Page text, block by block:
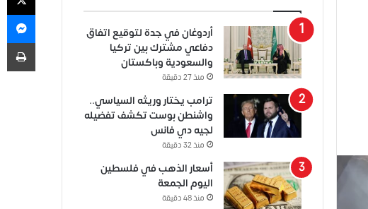
أردوغان في جدة لتوقيع اتفاق
دفاعي مشترك بين تركيا
والسعودية وباكستان
منذ 27 دقيقة
ترامب يختار وريثه السياسي..
واشنطن بوست تكشف تفضيله
لجيه دي فانس
منذ 32 دقيقة
أسعار الذهب في فلسطين
اليوم الجمعة
منذ 48 دقيقة